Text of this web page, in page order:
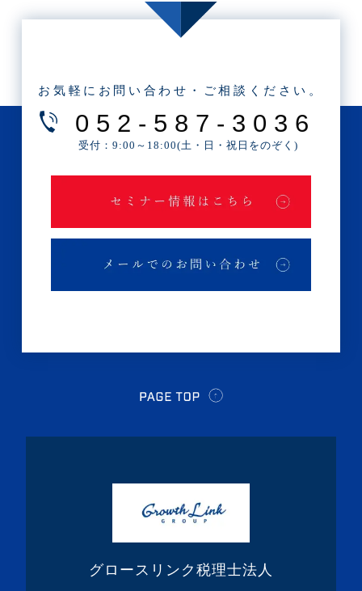
・2025年4月(1記事)
・2025年2月(3記事)
・2025年1月(1記事)
・2023年9月(5記事)
お気軽にお問い合わせ・ご相談ください。
052-587-3036
受付：9:00～18:00(土・日・祝日をのぞく)
グロースリンク税理士法人